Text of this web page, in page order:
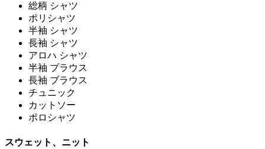
総柄 シャツ
ポリシャツ
半袖 シャツ
長袖 シャツ
アロハ シャツ
半袖 ブラウス
長袖 ブラウス
チュニック
カットソー
ポロシャツ
スウェット、ニット